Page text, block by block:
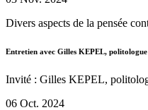
Divers aspects de la pensée
Entretien avec Gilles KEPEL, politologue
Invité : Gilles KEPEL,
06 Oct. 2024